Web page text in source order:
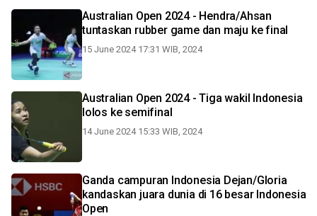
Australian Open 2024 - Hendra/Ahsan
tuntaskan rubber game dan maju ke final
15 June 2024 17:31 WIB, 2024
Australian Open 2024 - Tiga wakil Indonesia
lolos ke semifinal
14 June 2024 15:33 WIB, 2024
Ganda campuran Indonesia Dejan/Gloria
kandaskan juara dunia di 16 besar Indonesia
Open